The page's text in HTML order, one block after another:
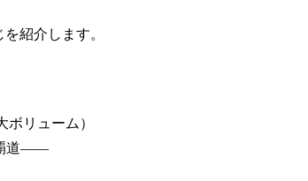
紹介します。
ボリューム）
覇道――